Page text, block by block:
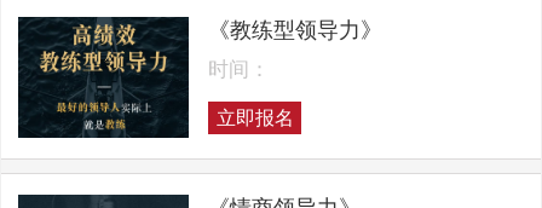
《教练型领导力》
时间：
立即报名